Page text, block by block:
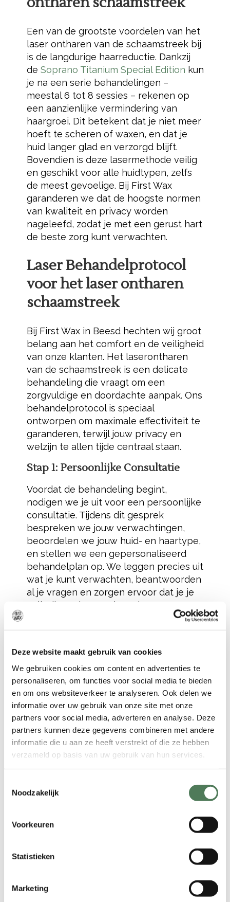
Deze website maakt gebruik van cookies
We gebruiken cookies om content en advertenties te
personaliseren, om functies voor social media te bieden
en om ons websiteverkeer te analyseren. Ook delen we
informatie over uw gebruik van onze site met onze
partners voor social media, adverteren en analyse. Deze
partners kunnen deze gegevens combineren met andere
informatie die u aan ze heeft verstrekt of die ze hebben
verzameld op basis van uw gebruik van hun services.
Noodzakelijk
Voorkeuren
Statistieken
Marketing
Een van de grootste voordelen van het
laser ontharen van de schaamstreek bij
is de langdurige haarreductie. Dankzij
de Soprano Titanium Special Edition kun
je na een serie behandelingen –
meestal 6 tot 8 sessies – rekenen op
een aanzienlijke vermindering van
haargroei. Dit betekent dat je niet meer
hoeft te scheren of waxen, en dat je
huid langer glad en verzorgd blijft.
Bovendien is deze lasermethode veilig
en geschikt voor alle huidtypen, zelfs
de meest gevoelige. Bij First Wax
garanderen we dat de hoogste normen
van kwaliteit en privacy worden
nageleefd, zodat je met een gerust hart
de beste zorg kunt verwachten.
Laser Behandelprotocol
voor het laser ontharen
schaamstreek
Bij First Wax in Beesd hechten wij groot
belang aan het comfort en de veiligheid
van onze klanten. Het laserontharen
van de schaamstreek is een delicate
behandeling die vraagt om een
zorgvuldige en doordachte aanpak. Ons
behandelprotocol is speciaal
ontworpen om maximale effectiviteit te
garanderen, terwijl jouw privacy en
welzijn te allen tijde centraal staan.
Stap 1: Persoonlijke Consultatie
Voordat de behandeling begint,
nodigen we je uit voor een persoonlijke
consultatie. Tijdens dit gesprek
bespreken we jouw verwachtingen,
beoordelen we jouw huid- en haartype,
en stellen we een gepersonaliseerd
behandelplan op. We leggen precies uit
wat je kunt verwachten, beantwoorden
al je vragen en zorgen ervoor dat je je
volledig op je gemak voelt.
Stap 2: Voorbereiding Van De Huid
Voor een optimaal resultaat is het
is. De schaamstreek moet kort voor de
behandeling worden geschoren om
ervoor te zorgen dat de laser direct
toegang heeft tot de haarzakjes. We
reinigen het te behandelen gebied
grondig en zorgen ervoor dat de huid
vrij is van lotions, oliën of andere
Stap 3: De Laserbehandeling
Tijdens de behandeling maken we
geavanceerde lasertechnologie die
om haarzakjes effectief te vernietigen
zonder de omliggende huid te